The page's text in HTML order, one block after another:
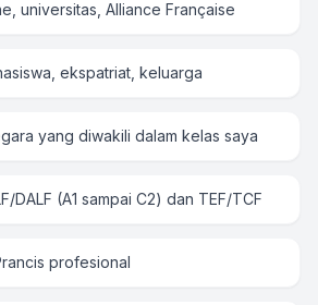
universitas, Alliance Française
ekspatriat, keluarga
yang diwakili dalam kelas saya
DALF (A1 sampai C2) dan TEF/TCF
profesional